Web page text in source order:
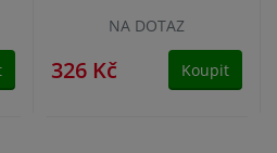
NA DOTAZ
326 Kč Koupit